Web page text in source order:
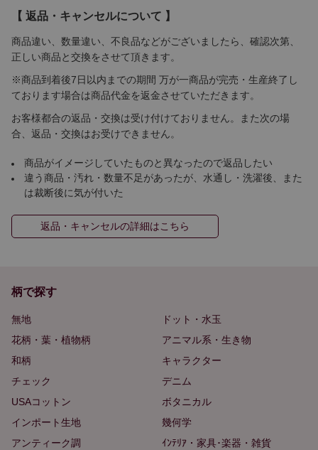
【 返品・キャンセルについて 】
商品違い、数量違い、不良品などがございましたら、確認次第、
正しい商品と交換をさせて頂きます。
※商品到着後7日以内までの期間 万が一商品が完売・生産終了し
ております場合は商品代金を返金させていただきます。
お客様都合の返品・交換は受け付けておりません。また次の場
合、返品・交換はお受けできません。
商品がイメージしていたものと異なったので返品したい
違う商品・汚れ・数量不足があったが、水通し・洗濯後、また
は裁断後に気が付いた
返品・キャンセルの詳細はこちら
柄で探す
無地
ドット・水玉
花柄・葉・植物柄
アニマル系・生き物
和柄
キャラクター
チェック
デニム
USAコットン
ボタニカル
インポート生地
幾何学
アンティーク調
ｲﾝﾃﾘｱ・家具･楽器・雑貨